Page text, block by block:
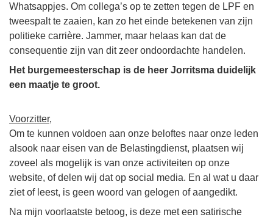
Whatsappjes. Om collega’s op te zetten tegen de LPF en
tweespalt te zaaien, kan zo het einde betekenen van zijn
politieke carrière. Jammer, maar helaas kan dat de
consequentie zijn van dit zeer ondoordachte handelen.
Het burgemeesterschap is de heer Jorritsma duidelijk
een maatje te groot.
Voorzitter,
Om te kunnen voldoen aan onze beloftes naar onze leden
alsook naar eisen van de Belastingdienst, plaatsen wij
zoveel als mogelijk is van onze activiteiten op onze
website, of delen wij dat op social media. En al wat u daar
ziet of leest, is geen woord van gelogen of aangedikt.
Na mijn voorlaatste betoog, is deze met een satirische